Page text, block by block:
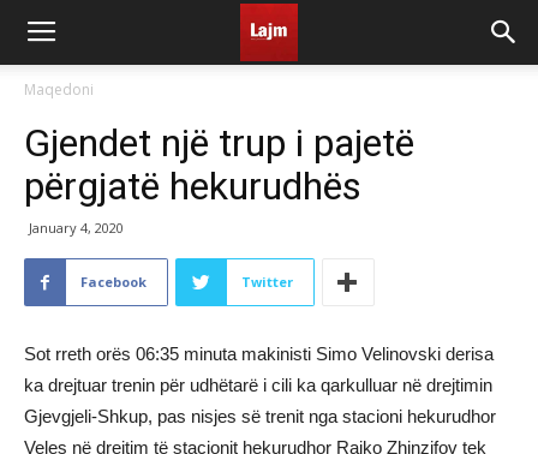
Maqedoni
Gjendet një trup i pajetë
përgjatë hekurudhës
January 4, 2020
Facebook Twitter
Sot rreth orës 06:35 minuta makinisti Simo Velinovski derisa
ka drejtuar trenin për udhëtarë i cili ka qarkulluar në drejtimin
Gjevgjeli-Shkup, pas nisjes së trenit nga stacioni hekurudhor
Veles në drejtim të stacionit hekurudhor Rajko Zhinzifov tek